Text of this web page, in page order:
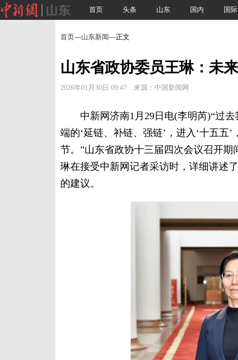
首页 头条 山东 国内 国际
首页—山东新闻—正文
山东省政协委员王琳：未
2026年01月30日 09:47 来源：中国新闻网
中新网济南1月29日电(李明芮)“过去
端的‘延链、补链、强链’，进入‘十五五
节。”山东省政协十三届四次会议召开
琳在接受中新网记者采访时，详细讲述
的建议。